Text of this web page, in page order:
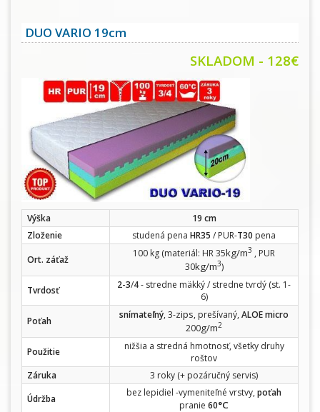
DUO VARIO 19cm
SKLADOM - 128€
Výška
19 cm
Zloženie
studená pena HR35 / PUR-T30 pena
Ort. záťaž
100 kg (materiál: HR 35kg/m3 , PUR
30kg/m3)
Tvrdosť
2-3/4- stredne mäkký / stredne tvrdý (st. 1-
6)
Poťah
snímateľný, 3-zips, prešívaný, ALOE micro
200g/m2
Použitie
nižšia a stredná hmotnosť, všetky druhy
roštov
Záruka
3 roky (+ pozáručný servis)
Údržba
bez lepidiel -vymeniteľné vrstvy, poťah
pranie 60°C